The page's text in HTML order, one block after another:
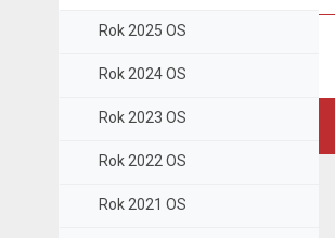
Rok 2025 OS
Rok 2024 OS
Rok 2023 OS
Rok 2022 OS
Rok 2021 OS